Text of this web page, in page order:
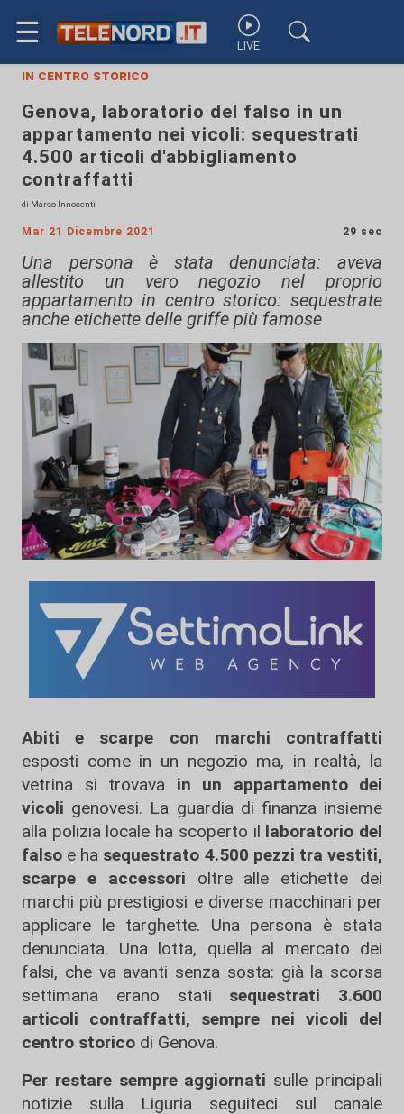
☰ LIVE
in centro storico
Genova, laboratorio del falso in un
appartamento nei vicoli: sequestrati
4.500 articoli d'abbigliamento
contraffatti
di Marco Innocenti
Mar 21 Dicembre 2021 29 sec
Una persona è stata denunciata: aveva
allestito un vero negozio nel proprio
appartamento in centro storico: sequestrate
anche etichette delle griffe più famose
Abiti e scarpe con marchi contraffatti
esposti come in un negozio ma, in realtà, la
vetrina si trovava in un appartamento dei
vicoli genovesi. La guardia di finanza insieme
alla polizia locale ha scoperto il laboratorio del
falso e ha sequestrato 4.500 pezzi tra vestiti,
scarpe e accessori oltre alle etichette dei
marchi più prestigiosi e diverse macchinari per
applicare le targhette. Una persona è stata
denunciata. Una lotta, quella al mercato dei
falsi, che va avanti senza sosta: già la scorsa
settimana erano stati sequestrati 3.600
articoli contraffatti, sempre nei vicoli del
centro storico di Genova.
Per restare sempre aggiornati sulle principali
notizie sulla Liguria seguiteci sul canale